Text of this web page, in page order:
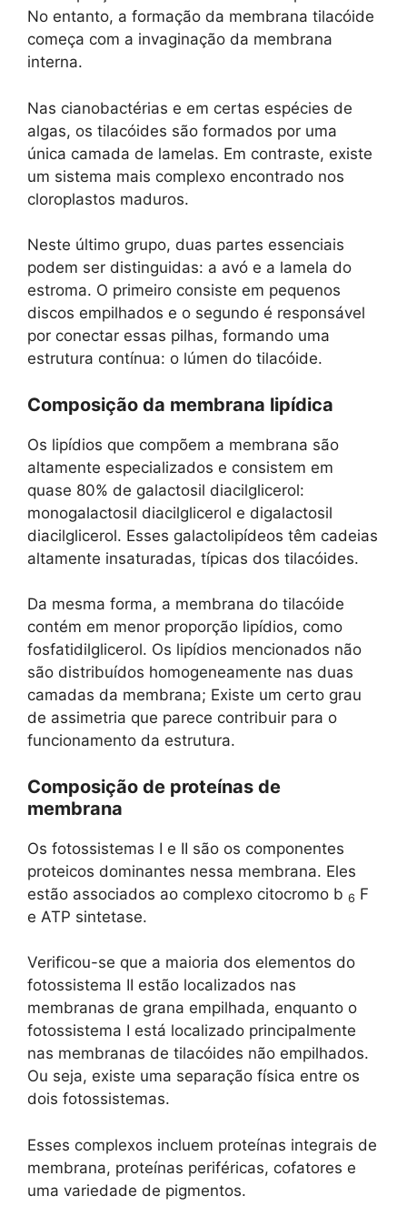
No entanto, a formação da membrana tilacóide
começa com a invaginação da membrana
interna.
Nas cianobactérias e em certas espécies de
algas, os tilacóides são formados por uma
única camada de lamelas. Em contraste, existe
um sistema mais complexo encontrado nos
cloroplastos maduros.
Neste último grupo, duas partes essenciais
podem ser distinguidas: a avó e a lamela do
estroma. O primeiro consiste em pequenos
discos empilhados e o segundo é responsável
por conectar essas pilhas, formando uma
estrutura contínua: o lúmen do tilacóide.
Composição da membrana lipídica
Os lipídios que compõem a membrana são
altamente especializados e consistem em
quase 80% de galactosil diacilglicerol:
monogalactosil diacilglicerol e digalactosil
diacilglicerol. Esses galactolipídeos têm cadeias
altamente insaturadas, típicas dos tilacóides.
Da mesma forma, a membrana do tilacóide
contém em menor proporção lipídios, como
fosfatidilglicerol. Os lipídios mencionados não
são distribuídos homogeneamente nas duas
camadas da membrana; Existe um certo grau
de assimetria que parece contribuir para o
funcionamento da estrutura.
Composição de proteínas de
membrana
Os fotossistemas I e II são os componentes
proteicos dominantes nessa membrana. Eles
estão associados ao complexo citocromo b 6 F
e ATP sintetase.
Verificou-se que a maioria dos elementos do
fotossistema II estão localizados nas
membranas de grana empilhada, enquanto o
fotossistema I está localizado principalmente
nas membranas de tilacóides não empilhados.
Ou seja, existe uma separação física entre os
dois fotossistemas.
Esses complexos incluem proteínas integrais de
membrana, proteínas periféricas, cofatores e
uma variedade de pigmentos.